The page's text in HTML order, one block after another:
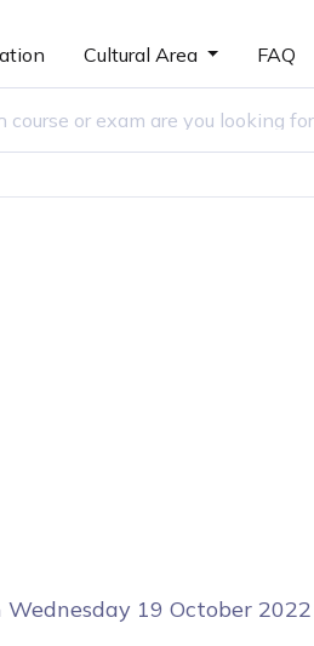
Cultural Area FAQ
Wednesday 19 October 2022